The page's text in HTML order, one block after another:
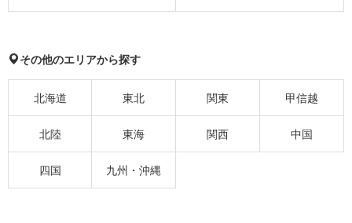
その他のエリアから探す
北海道 東北 関東 甲信越
北陸 東海 関西 中国
四国 九州・沖縄